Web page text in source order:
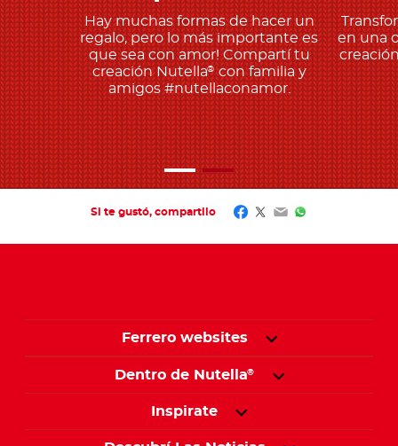
Hay muchas formas de hacer un
regalo, pero lo más importante es
que sea con amor! Compartí tu
creación Nutella® con familia y
amigos #nutellaconamor.
en una
Si te gustó, compartilo Facebook
Twitter
EmailWhatsApp
Ferrero websites
Dentro de Nutella®
Inspirate